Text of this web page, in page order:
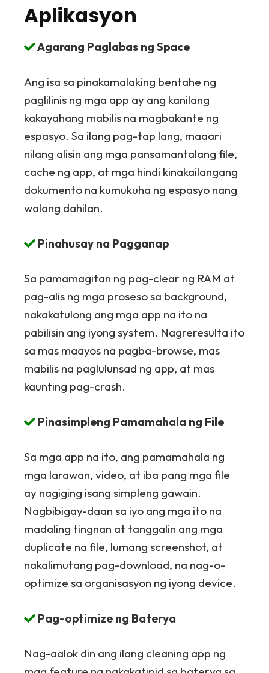
Aplikasyon
Agarang Paglabas ng Space
Ang isa sa pinakamalaking bentahe ng
paglilinis ng mga app ay ang kanilang
kakayahang mabilis na magbakante ng
espasyo. Sa ilang pag-tap lang, maaari
nilang alisin ang mga pansamantalang file,
cache ng app, at mga hindi kinakailangang
dokumento na kumukuha ng espasyo nang
walang dahilan.
Pinahusay na Pagganap
Sa pamamagitan ng pag-clear ng RAM at
pag-alis ng mga proseso sa background,
nakakatulong ang mga app na ito na
pabilisin ang iyong system. Nagreresulta ito
sa mas maayos na pagba-browse, mas
mabilis na paglulunsad ng app, at mas
kaunting pag-crash.
Pinasimpleng Pamamahala ng File
Sa mga app na ito, ang pamamahala ng
mga larawan, video, at iba pang mga file
ay nagiging isang simpleng gawain.
Nagbibigay-daan sa iyo ang mga ito na
madaling tingnan at tanggalin ang mga
duplicate na file, lumang screenshot, at
nakalimutang pag-download, na nag-o-
optimize sa organisasyon ng iyong device.
Pag-optimize ng Baterya
Nag-aalok din ang ilang cleaning app ng